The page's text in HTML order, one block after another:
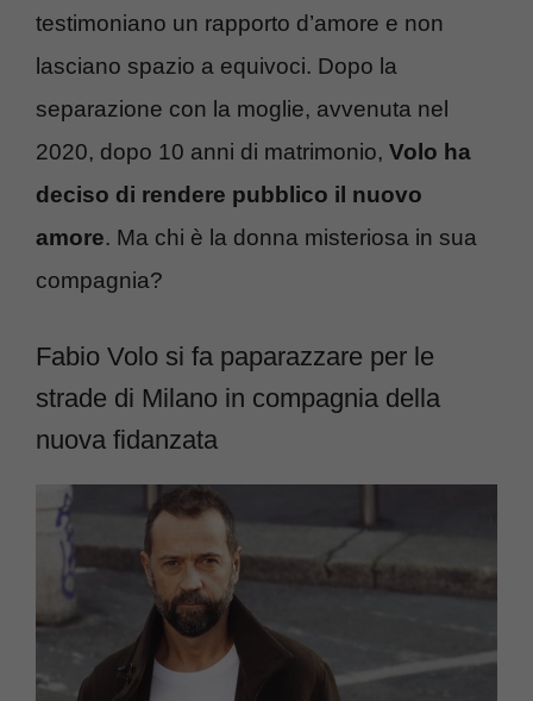
testimoniano un rapporto d’amore e non
lasciano spazio a equivoci. Dopo la
separazione con la moglie, avvenuta nel
2020, dopo 10 anni di matrimonio, Volo ha
deciso di rendere pubblico il nuovo
amore. Ma chi è la donna misteriosa in sua
compagnia?
Fabio Volo si fa paparazzare per le
strade di Milano in compagnia della
nuova fidanzata